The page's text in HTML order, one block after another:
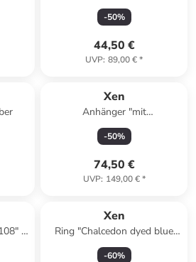
-50%
44,50 €
UVP: 89,00 €*
Xen
Anhänger "mit
Süßwasserzuchtperle und 6
Brillanten 0,03 ct. TW/si" in
-50%
74,50 €
UVP: 149,00 €*
in
Xen
Ring "Chalcedon dyed blue
925 Sterlingsilber" in Blau
-60%